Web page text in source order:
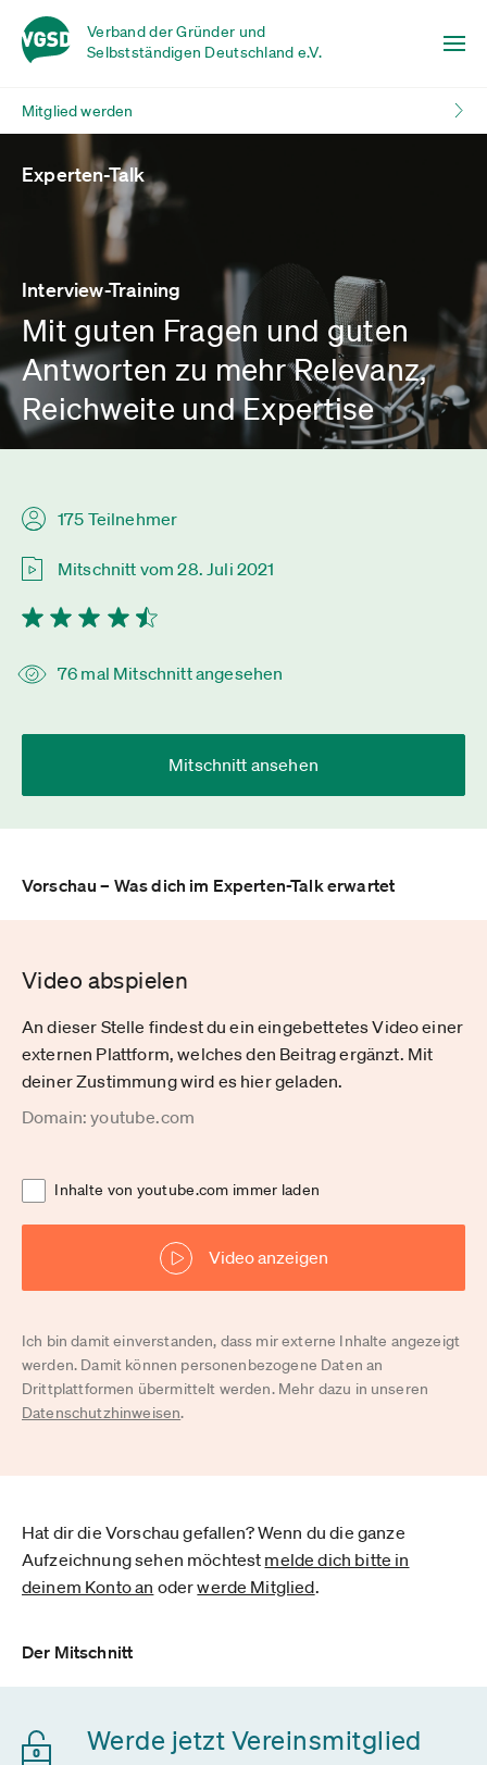
Verband der Gründer und
Selbstständigen Deutschland e.V.
Mitglied werden
Experten-Talk
Interview-Training
Mit guten Fragen und guten
Antworten zu mehr Relevanz,
Reichweite und Expertise
175 Teilnehmer
Mitschnitt vom 28. Juli 2021
76 mal Mitschnitt angesehen
Mitschnitt ansehen
Vorschau – Was dich im Experten-Talk erwartet
Video abspielen
An dieser Stelle findest du ein eingebettetes Video einer
externen Plattform, welches den Beitrag ergänzt. Mit
deiner Zustimmung wird es hier geladen.
Domain: youtube.com
Inhalte von youtube.com immer laden
Video anzeigen
Ich bin damit einverstanden, dass mir externe Inhalte angezeigt
werden. Damit können personenbezogene Daten an
Drittplattformen übermittelt werden. Mehr dazu in unseren
Datenschutzhinweisen.
Hat dir die Vorschau gefallen? Wenn du die ganze
Aufzeichnung sehen möchtest melde dich bitte in
deinem Konto an oderwerde Mitglied.
Der Mitschnitt
Werde jetzt Vereinsmitglied